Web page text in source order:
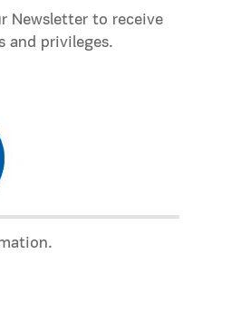
Newsletter to receive
and privileges.